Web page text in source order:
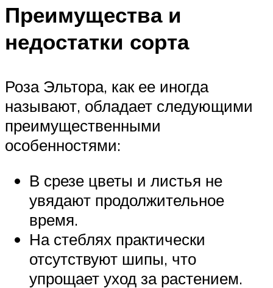
Преимущества и
недостатки сорта
Роза Эльтора, как ее иногда
называют, обладает следующими
преимущественными
особенностями:
В срезе цветы и листья не
увядают продолжительное
время.
На стеблях практически
отсутствуют шипы, что
упрощает уход за растением.